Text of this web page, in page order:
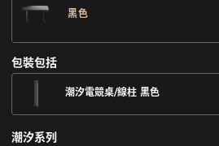
黑色
包裝包括
潮汐電競桌/線柱 黑色
潮汐系列